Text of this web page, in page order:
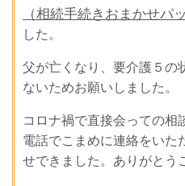
（相続手続きおまかせパッ
した。
父が亡くなり、要介護５の
ないためお願いしました。
コロナ禍で直接会っての相
電話でこまめに連絡をいた
せできました。ありがとう